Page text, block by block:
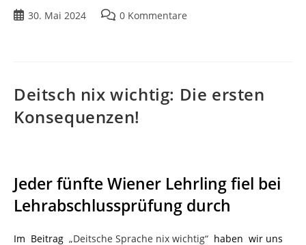
30. Mai 2024 0 Kommentare
Deitsch nix wichtig: Die ersten
Konsequenzen!
Jeder fünfte Wiener Lehrling fiel bei
Lehrabschlussprüfung durch
Im Beitrag „Deitsche Sprache nix wichtig“ haben wir uns